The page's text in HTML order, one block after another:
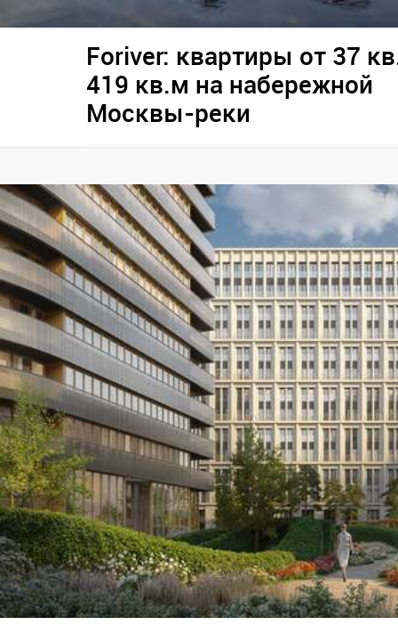
Foriver: квартиры от 37
419 кв.м на набережной
Москвы-реки